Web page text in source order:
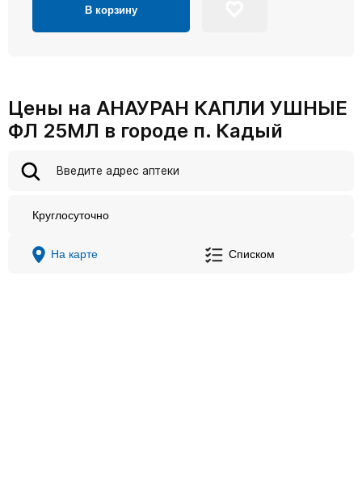
В корзину
Цены на АНАУРАН КАПЛИ УШНЫЕ
ФЛ 25МЛ в городе п. Кадый
Круглосуточно
На карте Списком